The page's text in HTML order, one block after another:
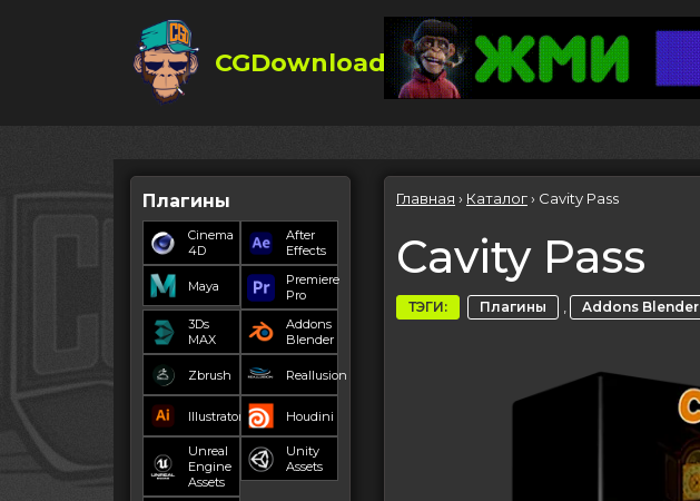
CGDownload
Плагины
Cinema
4D
After
Effects
Maya
Premiere
Pro
3Ds
MAX
Addons
Blender
Zbrush Reallusion
Illustrator Houdini
Unreal
Engine
Assets
Unity
Assets
Главная › Каталог› Cavity Pass
Cavity Pass
ТЭГИ: Плагины , Addons Blender